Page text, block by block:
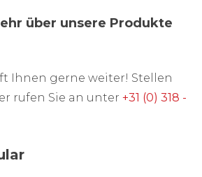
über unsere Produkte
Ihnen gerne weiter! Stellen
rufen Sie an unter +31 (0) 318 -